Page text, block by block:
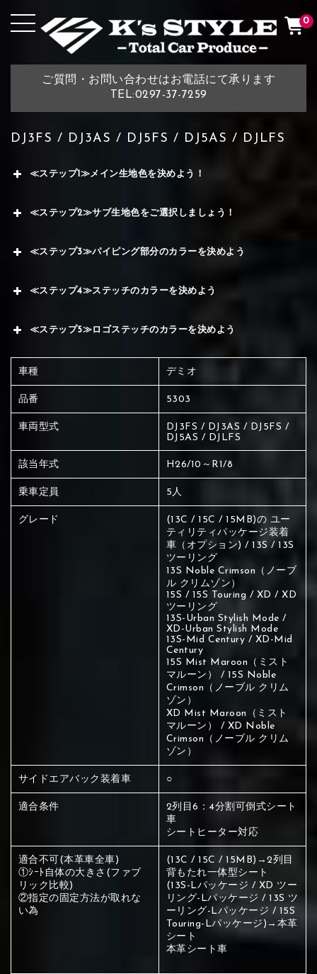
ご質問・お問い合わせはお電話にて承ります
TEL:0297-37-7259
0
DJ3FS / DJ3AS / DJ5FS / DJ5AS / DJLFS
≪ステップ1≫メイン生地色を決めよう！
赤く塗られている場所を選択
メイン生地は下記16種類からご選択ください。
①Beige ②Gray
④Brown ⑤Dark Brown ⑥Yellow
≪ステップ2≫サブ生地色をご選択しましょう！
赤く塗られている部分にカラ
ー選択ください
サブ生地は下記16種類からご選択ください。
②Gray ③Red
⑤Dark Brown ⑥Yellow
≪ステップ3≫パイピング部分のカラーを決めよう
赤く塗られている場所を選択
ください
刺繍は下記21種類からご選択ください。
①Beige ②Gray ③Red
≪ステップ4≫ステッチのカラーを決めよう
赤く塗られている場所を選択
ください
刺繍は下記21種類からご選択ください。
②Gray ③Light gray
≪ステップ5≫ロゴステッチのカラーを決めよう
赤く塗られている場所を選択
ください
②Gray
車種 デミオ
品番 5303
車両型式
DJ3FS / DJ3AS / DJ5FS /
DJ5AS / DJLFS
該当年式 H26/10～R1/8
乗車定員 5人
グレード
(13C / 15C / 15MB)の ユー
ティリティパッケージ装着
車（オプション) / 13S / 13S
ツーリング
13S Noble Crimson（ノーブ
ル クリムゾン）
15S / 15S Touring / XD / XD
ツーリング
13S-Urban Stylish Mode /
XD-Urban Stylish Mode
13S-Mid Century / XD-Mid
Century
15S Mist Maroon（ミスト
マルーン） / 15S Noble
Crimson（ノーブル クリム
ゾン）
XD Mist Maroon（ミスト
マルーン） / XD Noble
Crimson（ノーブル クリム
ゾン）
サイドエアバック装着車 ○
適合条件
2列目6：4分割可倒式シート
車
シートヒーター対応
適合不可(本革車全車)
①ｼｰﾄ自体の大きさ(ファブ
リック比較)
②指定の固定方法が取れな
い為
(13C / 15C / 15MB)→2列目
背もたれ一体型シート
(13S-Lパッケージ / XD ツー
リング-Lパッケージ / 13S ツ
ーリング-Lパッケージ / 15S
Touring-Lパッケージ)→本革
シート
本革シート車